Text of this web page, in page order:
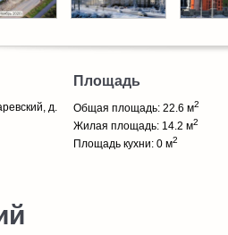
д.
Площадь
Общая площадь: 22.6 м2
Жилая площадь: 14.2 м2
Площадь кухни: 0 м2